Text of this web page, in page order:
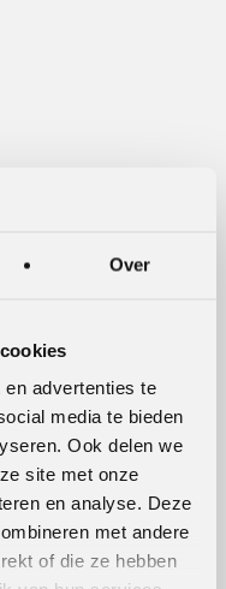
Over
advertenties te
media te bieden
Ook delen we
site met onze
en analyse. Deze
met andere
of die ze hebben
klanten.